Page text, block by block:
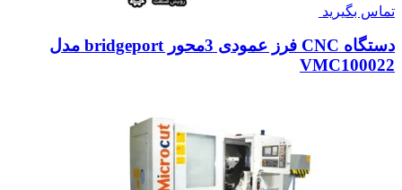
تماس بگیرید
دستگاه CNC فرز عمودی 3محور bridgeport مدل
VMC100022